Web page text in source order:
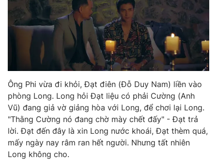
Học trực tuyến
Hitech Công nghệ tương lai
Sản phẩm
Thị trường
Giao lưu trực tuyến
Lịch phát sóng
Chuyên mục khác
Emagazine Podcast
Photo Infographic
Ông Phi vừa đi khỏi, Đạt điên (Đỗ Duy Nam) liền vào
phòng Long. Long hỏi Đạt liệu có phải Cường (Anh
Vũ) đang giả vờ giảng hòa với Long, để chơi lại Long.
"Thằng Cường nó đang chờ mày chết đấy" - Đạt trả
lời. Đạt đến đây là xin Long nước khoái, Đạt thèm quá,
mấy ngày nay râm ran hết người. Nhưng tất nhiên
Long không cho.